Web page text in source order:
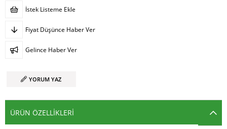
İstek Listeme Ekle
Fiyat Düşünce Haber Ver
Gelince Haber Ver
YORUM YAZ
ÜRÜN ÖZELLIKLERI